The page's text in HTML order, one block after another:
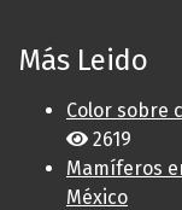
Más Leido
Color sobre
2619
Mamíferos
México